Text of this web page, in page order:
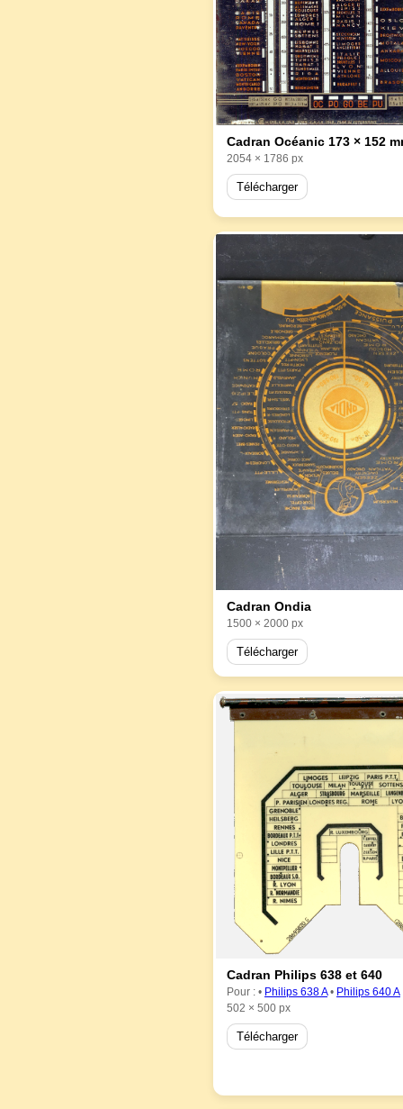
Cadran Océanic 173 × 152
2054 × 1786 px
Télécharger
Cadran Ondia
1500 × 2000 px
Télécharger
Cadran Philips 638 et 640
Pour : • Philips 638 A• Philips 640 A
502 × 500 px
Télécharger